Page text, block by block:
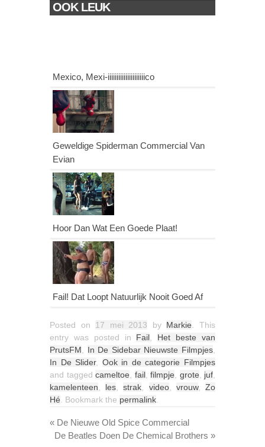
OOK LEUK
Mexico, Mexi-iiiiiiiiiiiiiiiiiiiiico
Geweldige Spiderman Commercial Van
Evian
Hoor Dan Wat Een Goede Plaat!
Fail! Dat Loopt Natuurlijk Nooit Goed Af
Posted on 17 mei 2013 by Markie . This
entry was posted in Fail
Het beste van
PrutsFM
In De Sidebar Nieuwste Filmpjes
In De Slider, Ook in de categorie Filmpjes
and tagged cameltoe fail, filmpje grote juf
kamelenteen
les ,strak video, vrouw,Zo
Hé . Bookmark the permalink
« De Nieuwe Old Spice Commercial
De Beatles Doen De Chemical Brothers »